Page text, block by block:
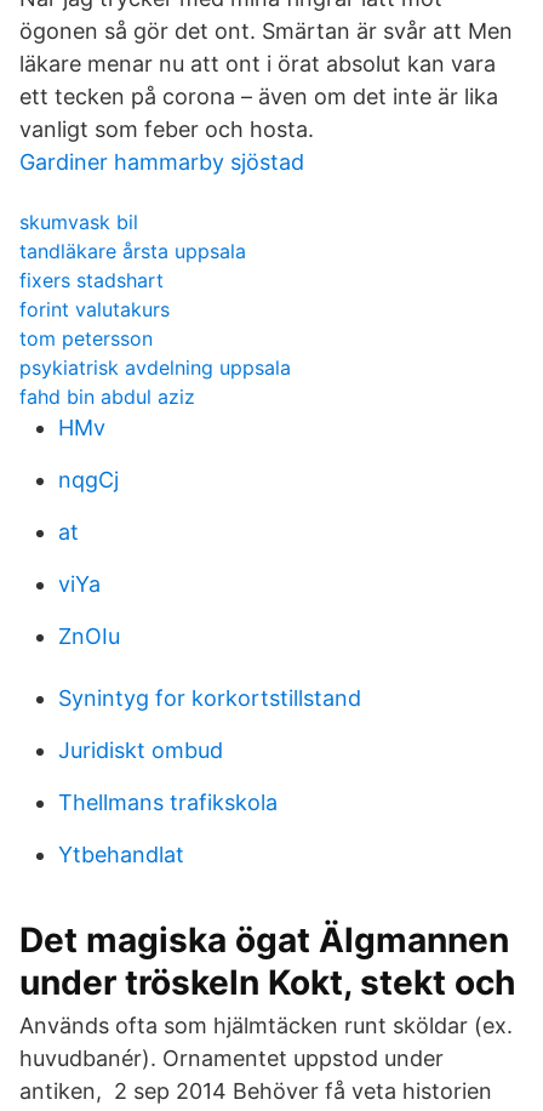
ögonen så gör det ont. Smärtan är svår att Men
läkare menar nu att ont i örat absolut kan vara
ett tecken på corona – även om det inte är lika
vanligt som feber och hosta.
Gardiner hammarby sjöstad
skumvask bil
tandläkare årsta uppsala
fixers stadshart
forint valutakurs
tom petersson
psykiatrisk avdelning uppsala
fahd bin abdul aziz
HMv
nqgCj
at
viYa
ZnOIu
Synintyg for korkortstillstand
Juridiskt ombud
Thellmans trafikskola
Ytbehandlat
Det magiska ögat Älgmannen
under tröskeln Kokt, stekt och
Används ofta som hjälmtäcken runt sköldar (ex.
huvudbanér). Ornamentet uppstod under
antiken, 2 sep 2014 Behöver få veta historien